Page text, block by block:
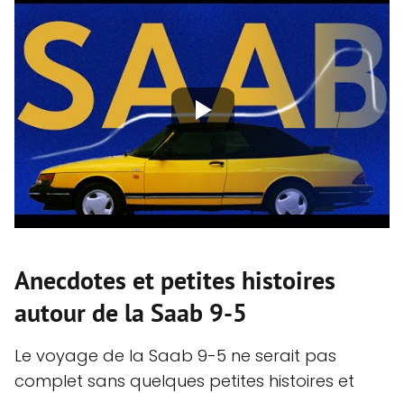
Anecdotes et petites histoires
autour de la Saab 9-5
Le voyage de la Saab 9-5 ne serait pas
complet sans quelques petites histoires et